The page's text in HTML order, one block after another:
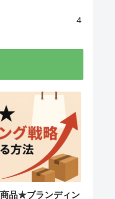
4
商品★ブランディン